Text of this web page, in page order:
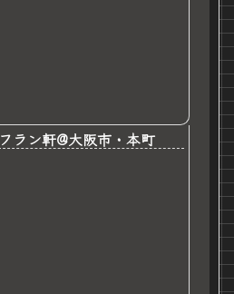
フラン軒@大阪市・本町